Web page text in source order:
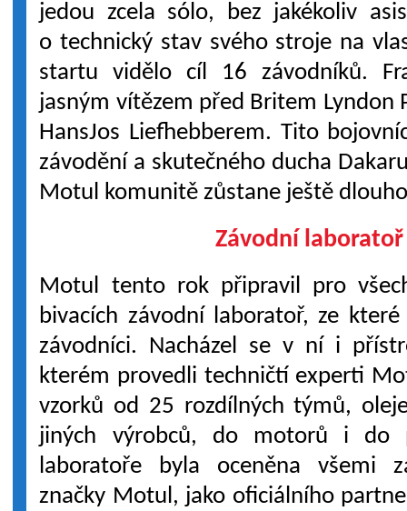
jedou zcela sólo, bez jakékoliv
o technický stav svého stroje na
startu vidělo cíl 16 závodníků.
jasným vítězem před Britem Lyndon
HansJos Liefhebberem. Tito
závodění a skutečného ducha
Motul komunitě zůstane ještě
Závodní
Motul tento rok připravil pro
bivacích závodní laboratoř, ze
závodníci. Nacházel se v ní i
kterém provedli techničtí experti
vzorků od 25 rozdílných týmů,
jiných výrobců, do motorů i do
laboratoře byla oceněna všemi
značky Motul, jako oficiálního